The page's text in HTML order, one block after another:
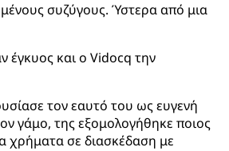
συζύγους. Ύστερα από μια
έγκυος και ο Vidocq την
τον εαυτό του ως ευγενή
γάμο, της εξομολογήθηκε ποιος
χρήματα σε διασκέδαση με